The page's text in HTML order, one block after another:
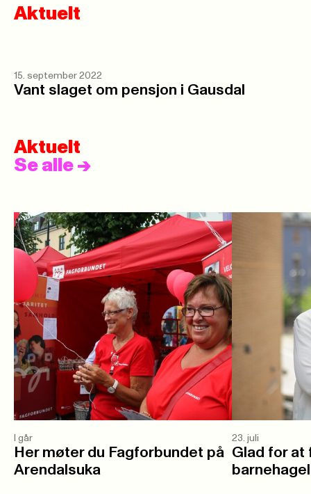
Aktuelt
15. september 2022
Vant slaget om pensjon i Gausdal
Aktuelt
Se alle ->
I går
Her møter du Fagforbundet på
Arendalsuka
23. juli
Glad for at